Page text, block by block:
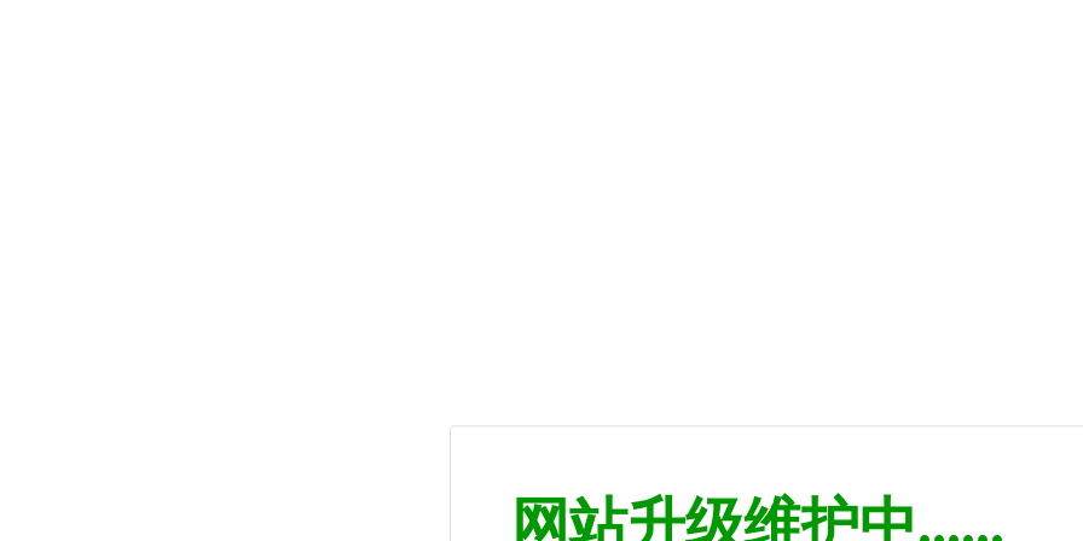
网站升级维护中......